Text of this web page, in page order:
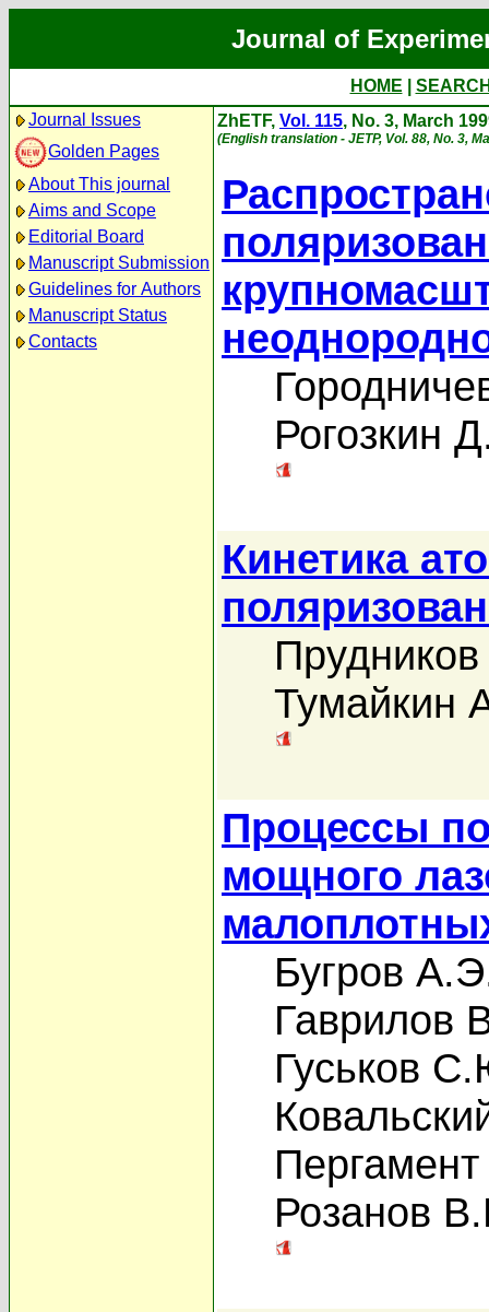
Journal of
HOME
Journal Issues
Golden Pages
About This journal
Aims and Scope
Editorial Board
Manuscript Submission
Guidelines for Authors
Manuscript Status
Contacts
ZhETF, Vol. 115, No. 3, March
(English translation - JETP, Vol. 88, No. 3,
Рогозкин
Кинетика
Тумайкин
Процессы
мощного
Бугров
Гаврилов
Гуськов
Розанов